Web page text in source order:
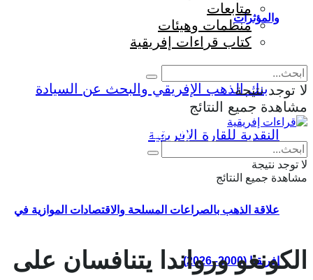
والمؤثرات
علاقة الذهب بالصراعات المسلحة والاقتصادات الموازية في
إفريقيا (2000–2026)
متابعات
منظمات وهيئات
كتاب قراءات إفريقية
لا توجد نتيجة
مشاهدة جميع النتائج
Eng Fr
لا توجد نتيجة
مشاهدة جميع النتائج
الكونغو ورواندا يتنافسان على